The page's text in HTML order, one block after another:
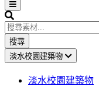
Open
sidebar
Search
搜尋
淡水校園建築物
淡水校園建築物